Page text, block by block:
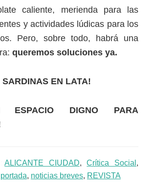
caliente, merienda para las
y actividades lúdicas para los
Pero, sobre todo, habrá una
queremos soluciones ya.
SARDINAS EN LATA!
ESPACIO DIGNO PARA
ALICANTE CIUDAD,Crítica Social ,
, noticias breves, REVISTA